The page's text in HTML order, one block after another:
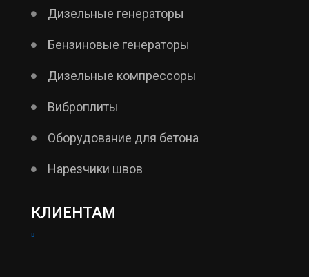
Дизельные генераторы
Бензиновые генераторы
Дизельные компрессоры
Виброплиты
Оборудование для бетона
Нарезчики швов
КЛИЕНТАМ